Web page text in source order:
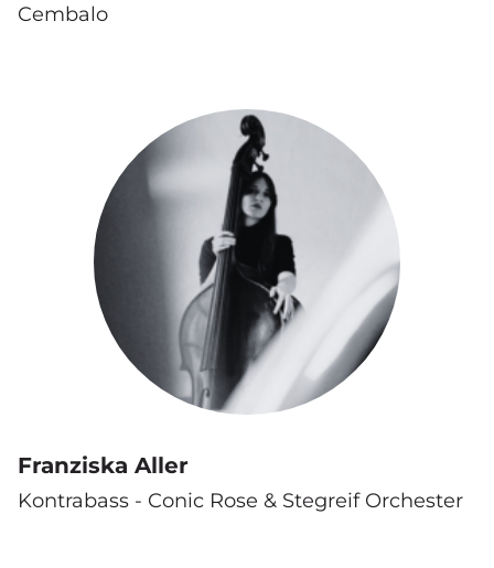
Cembalo
Franziska Aller
Kontrabass - Conic Rose & Stegreif Orchester